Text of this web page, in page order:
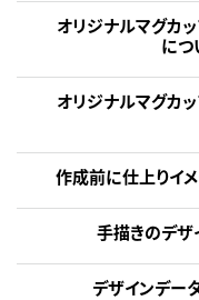
オリジナルマグカ
につ
オリジナルマグカ
作成前に仕上りイ
手描きのデザ
デザインデー